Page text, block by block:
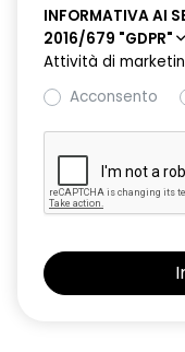
INFORMATIVA AI
2016/679 "GDPR"
Attività di
Acconsento